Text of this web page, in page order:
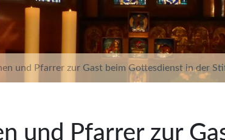
und Pfarrer zur Gast beim Gottesdienst in der
und Pfarrer zur